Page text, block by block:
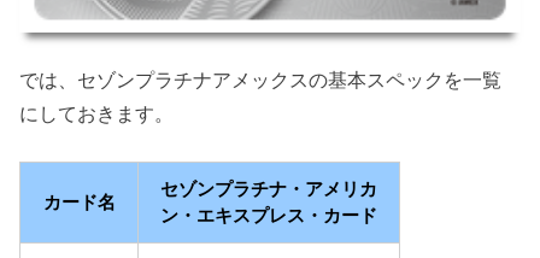
では、セゾンプラチナアメックスの基本スペックを一覧
にしておきます。
カード名
セゾンプラチナ・アメリカ
ン・エキスプレス・カード